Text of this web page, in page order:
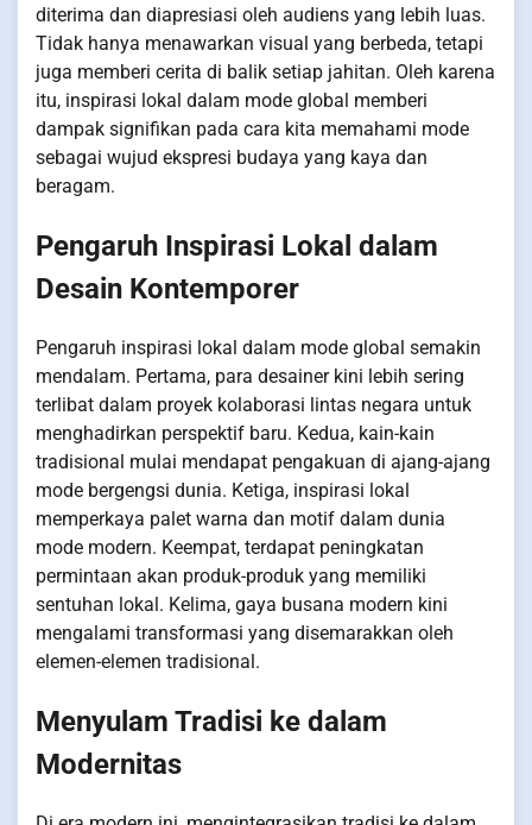
diterima dan diapresiasi oleh audiens yang lebih luas.
Tidak hanya menawarkan visual yang berbeda, tetapi
juga memberi cerita di balik setiap jahitan. Oleh karena
itu, inspirasi lokal dalam mode global memberi
dampak signifikan pada cara kita memahami mode
sebagai wujud ekspresi budaya yang kaya dan
beragam.
Pengaruh Inspirasi Lokal dalam
Desain Kontemporer
Pengaruh inspirasi lokal dalam mode global semakin
mendalam. Pertama, para desainer kini lebih sering
terlibat dalam proyek kolaborasi lintas negara untuk
menghadirkan perspektif baru. Kedua, kain-kain
tradisional mulai mendapat pengakuan di ajang-ajang
mode bergengsi dunia. Ketiga, inspirasi lokal
memperkaya palet warna dan motif dalam dunia
mode modern. Keempat, terdapat peningkatan
permintaan akan produk-produk yang memiliki
sentuhan lokal. Kelima, gaya busana modern kini
mengalami transformasi yang disemarakkan oleh
elemen-elemen tradisional.
Menyulam Tradisi ke dalam
Modernitas